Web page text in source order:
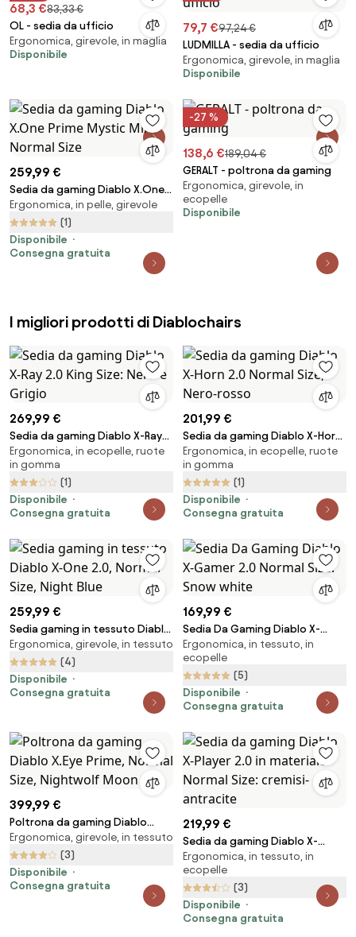
68,3 €83,33 €
OL - sedia da ufficio
Ergonomica, girevole, in maglia
Disponibile
79,7 €97,24 €
LUDMILLA - sedia da ufficio
Ergonomica, girevole, in maglia
Disponibile
259,99 €
Sedia da gaming Diablo X.One
Prime Mystic Mint Normal Size
Ergonomica, in pelle, girevole
(1)
Disponibile
Consegna gratuita
-27 %
138,6 €189,04 €
GERALT - poltrona da gaming
Ergonomica, girevole, in
ecopelle
Disponibile
I migliori prodotti di Diablochairs
269,99 €
Sedia da gaming Diablo X-Ray
2.0 King Size: Nero e Grigio
Ergonomica, in ecopelle, ruote
in gomma
(1)
Disponibile
Consegna gratuita
201,99 €
Sedia da gaming Diablo X-Horn
2.0 Normal Size, Nero-rosso
Ergonomica, in ecopelle, ruote
in gomma
(1)
Disponibile
Consegna gratuita
259,99 €
Sedia gaming in tessuto Diablo
X-One 2.0, Normal Size, Night
Blue
Ergonomica, girevole, in tessuto
(4)
Disponibile
Consegna gratuita
169,99 €
Sedia Da Gaming Diablo X-
Gamer 2.0 Normal Size: Snow
white
Ergonomica, in tessuto, in
ecopelle
(5)
Disponibile
Consegna gratuita
399,99 €
Poltrona da gaming Diablo
X.Eye Prime, Normal Size,
Nightwolf Moon
Ergonomica, girevole, in tessuto
(3)
Disponibile
Consegna gratuita
219,99 €
Sedia da gaming Diablo X-
Player 2.0 in materiale Normal
Size: cremisi-antracite
Ergonomica, in tessuto, in
ecopelle
(3)
Disponibile
Consegna gratuita